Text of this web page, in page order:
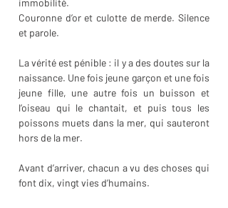
immobilité.
Couronne d’or et culotte de merde. Silence
et parole.
La vérité est pénible : il y a des doutes sur la
naissance. Une fois jeune garçon et une fois
jeune fille, une autre fois un buisson et
l’oiseau qui le chantait, et puis tous les
poissons muets dans la mer, qui sauteront
hors de la mer.
Avant d’arriver, chacun a vu des choses qui
font dix, vingt vies d’humains.